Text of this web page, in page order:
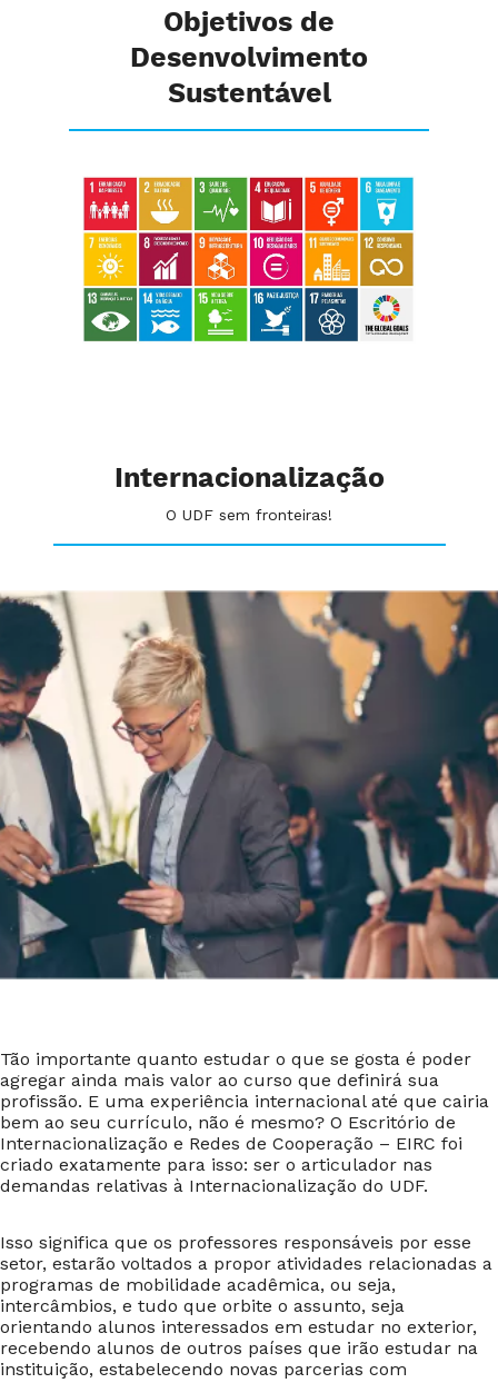
Objetivos de
Desenvolvimento
Sustentável
Internacionalização
O UDF sem fronteiras!
Tão importante quanto estudar o que se gosta é poder
agregar ainda mais valor ao curso que definirá sua
profissão. E uma experiência internacional até que cairia
bem ao seu currículo, não é mesmo? O Escritório de
Internacionalização e Redes de Cooperação – EIRC foi
criado exatamente para isso: ser o articulador nas
demandas relativas à Internacionalização do UDF.
Isso significa que os professores responsáveis por esse
setor, estarão voltados a propor atividades relacionadas a
programas de mobilidade acadêmica, ou seja,
intercâmbios, e tudo que orbite o assunto, seja
orientando alunos interessados em estudar no exterior,
recebendo alunos de outros países que irão estudar na
instituição, estabelecendo novas parcerias com